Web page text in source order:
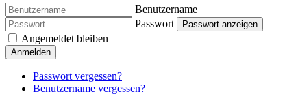
Benutzername
Passwort
Passwort anzeigen
Angemeldet bleiben
Anmelden
Passwort vergessen?
Benutzername vergessen?